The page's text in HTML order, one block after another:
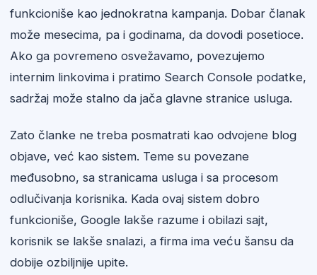
funkcioniše kao jednokratna kampanja. Dobar članak
može mesecima, pa i godinama, da dovodi posetioce.
Ako ga povremeno osvežavamo, povezujemo
internim linkovima i pratimo Search Console podatke,
sadržaj može stalno da jača glavne stranice usluga.
Zato članke ne treba posmatrati kao odvojene blog
objave, već kao sistem. Teme su povezane
međusobno, sa stranicama usluga i sa procesom
odlučivanja korisnika. Kada ovaj sistem dobro
funkcioniše, Google lakše razume i obilazi sajt,
korisnik se lakše snalazi, a firma ima veću šansu da
dobije ozbiljnije upite.